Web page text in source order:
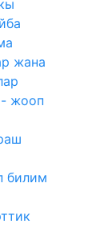
жана
жооп
билим